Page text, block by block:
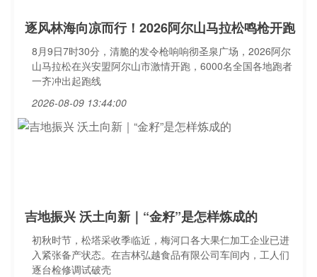
逐风林海向凉而行！2026阿尔山马拉松鸣枪开跑
8月9日7时30分，清脆的发令枪响响彻圣泉广场，2026阿尔
山马拉松在兴安盟阿尔山市激情开跑，6000名全国各地跑者
一齐冲出起跑线
2026-08-09 13:44:00
吉地振兴 沃土向新｜“金籽”是怎样炼成的
初秋时节，松塔采收季临近，梅河口各大果仁加工企业已进
入紧张备产状态。在吉林弘越食品有限公司车间内，工人们
逐台检修调试破壳